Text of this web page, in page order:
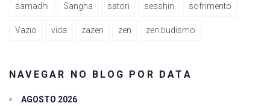
samadhi Sangha satori sesshin sofrimento
Vazio vida zazen zen zen budismo
NAVEGAR NO BLOG POR DATA
AGOSTO 2026